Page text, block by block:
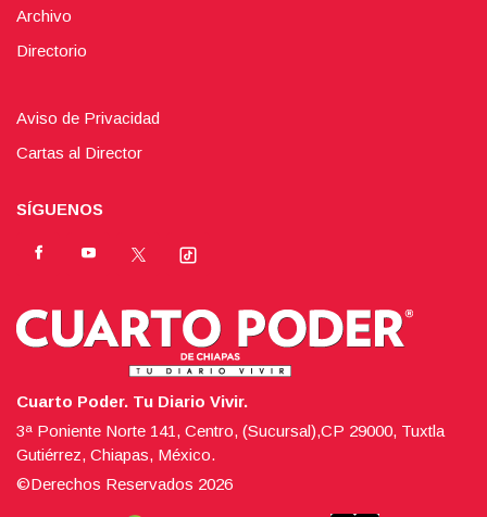
Archivo
Directorio
Aviso de Privacidad
Cartas al Director
SÍGUENOS
Cuarto Poder. Tu Diario Vivir.
3ª Poniente Norte 141, Centro, (Sucursal),CP 29000, Tuxtla
Gutiérrez, Chiapas, México.
©Derechos Reservados 2026